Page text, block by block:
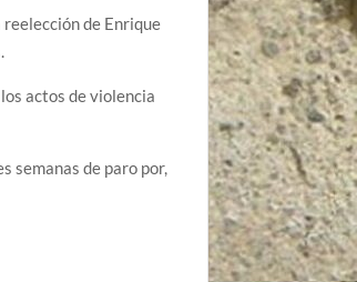
reelección de Enrique
actos de violencia
semanas de paro por,